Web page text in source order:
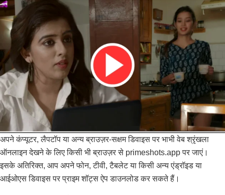
अपने कंप्यूटर, लैपटॉप या अन्य ब्राउज़र-सक्षम डिवाइस पर भाभी वेब श्रृंखला
ऑनलाइन देखने के लिए किसी भी ब्राउज़र से primeshots.app पर जाएं।
इसके अतिरिक्त, आप अपने फोन, टीवी, टैबलेट या किसी अन्य एंड्रॉइड या
आईओएस डिवाइस पर प्राइम शॉट्स ऐप डाउनलोड कर सकते हैं।